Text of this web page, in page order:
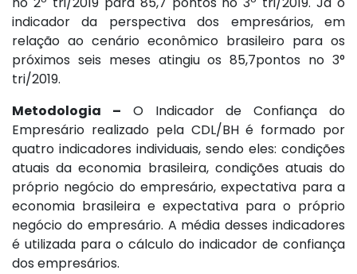
indicador da perspectiva dos empresários, em
relação ao cenário econômico brasileiro para os
próximos seis meses atingiu os 85,7pontos no 3°
tri/2019.
Metodologia – O Indicador de Confiança do
Empresário realizado pela CDL/BH é formado por
quatro indicadores individuais, sendo eles: condições
atuais da economia brasileira, condições atuais do
próprio negócio do empresário, expectativa para a
economia brasileira e expectativa para o próprio
negócio do empresário. A média desses indicadores
é utilizada para o cálculo do indicador de confiança
dos empresários.